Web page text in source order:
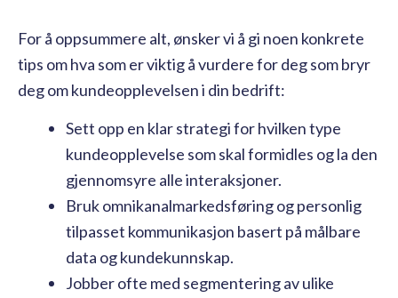
For å oppsummere alt, ønsker vi å gi noen konkrete
tips om hva som er viktig å vurdere for deg som bryr
deg om kundeopplevelsen i din bedrift:
Sett opp en klar strategi for hvilken type
kundeopplevelse som skal formidles og la den
gjennomsyre alle interaksjoner.
Bruk omnikanalmarkedsføring og personlig
tilpasset kommunikasjon basert på målbare
data og kundekunnskap.
Jobber ofte med segmentering av ulike